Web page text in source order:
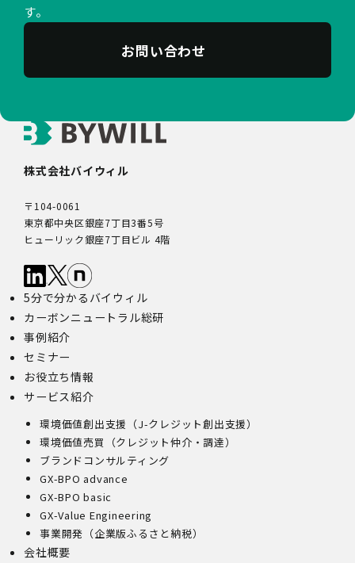
す。
お問い合わせ
株式会社バイウィル
〒104-0061
東京都中央区銀座7丁目3番5号
ヒューリック銀座7丁目ビル 4階
5分で分かるバイウィル
カーボンニュートラル総研
事例紹介
セミナー
お役立ち情報
サービス紹介
環境価値創出支援（J-クレジット創出支援）
環境価値売買（クレジット仲介・調達）
ブランドコンサルティング
GX-BPO advance
GX-BPO basic
GX-Value Engineering
事業開発（企業版ふるさと納税）
会社概要